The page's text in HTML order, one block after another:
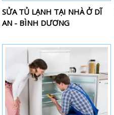
SỬA TỦ LẠNH TẠI NHÀ Ở DĨ
AN - BÌNH DƯƠNG